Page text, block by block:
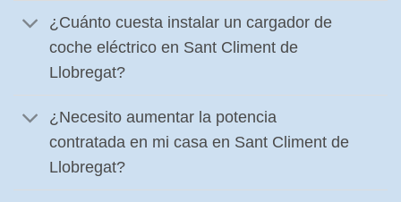
¿Cuánto cuesta instalar un cargador de
coche eléctrico en Sant Climent de
Llobregat?
¿Necesito aumentar la potencia
contratada en mi casa en Sant Climent de
Llobregat?